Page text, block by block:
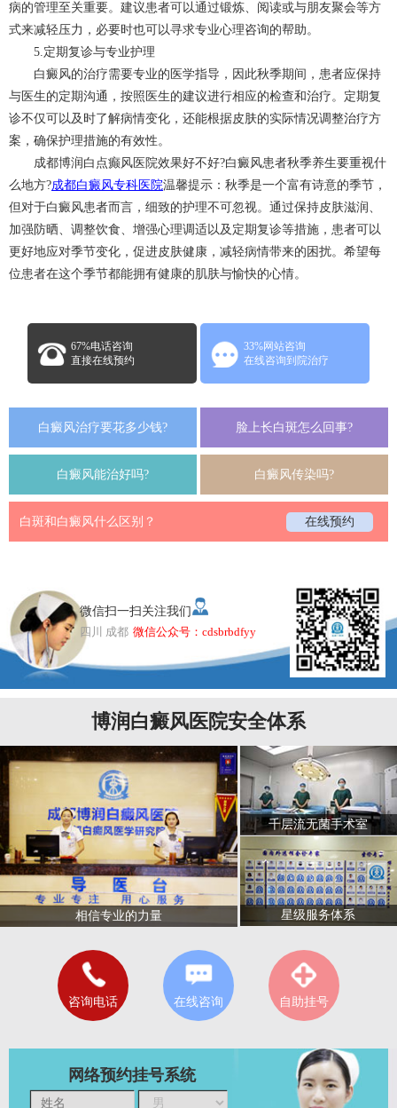
病的管理至关重要。建议患者可以通过锻炼、阅读或与朋友聚会等方
式来减轻压力，必要时也可以寻求专业心理咨询的帮助。
5.定期复诊与专业护理
白癜风的治疗需要专业的医学指导，因此秋季期间，患者应保持
与医生的定期沟通，按照医生的建议进行相应的检查和治疗。定期复
诊不仅可以及时了解病情变化，还能根据皮肤的实际情况调整治疗方
案，确保护理措施的有效性。
成都博润白点癫风医院效果好不好?白癜风患者秋季养生要重视什
么地方?成都白癜风专科医院温馨提示：秋季是一个富有诗意的季节，
但对于白癜风患者而言，细致的护理不可忽视。通过保持皮肤滋润、
加强防晒、调整饮食、增强心理调适以及定期复诊等措施，患者可以
更好地应对季节变化，促进皮肤健康，减轻病情带来的困扰。希望每
位患者在这个季节都能拥有健康的肌肤与愉快的心情。
67%电话咨询
直接在线预约
33%网站咨询
在线咨询到院治疗
白癜风治疗要花多少钱? 脸上长白斑怎么回事?
白癜风能治好吗? 白癜风传染吗?
白斑和白癜风什么区别？ 在线预约
微信扫一扫关注我们
四川 成都 微信公众号：cdsbrbdfyy
博润白癜风医院安全体系
相信专业的力量
千层流无菌手术室
星级服务体系
咨询电话 在线咨询 自助挂号
网络预约挂号系统